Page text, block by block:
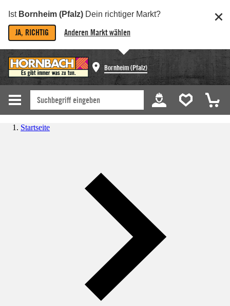
Ist Bornheim (Pfalz) Dein richtiger Markt?
JA, RICHTIG Anderen Markt wählen
Bornheim (Pfalz)
Startseite